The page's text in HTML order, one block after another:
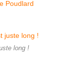
long !